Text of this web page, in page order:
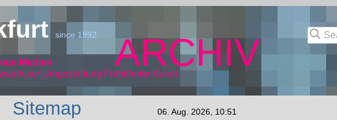
since 1992
Medien
ARCHIV
zur Umgestaltung Frankfurter Kunst
Sitemap 06. Aug. 2026, 10:51